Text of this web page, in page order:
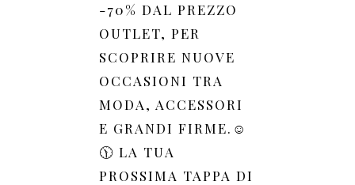
-70% DAL PREZZO
OUTLET, PER
SCOPRIRE NUOVE
OCCASIONI TRA
MODA, ACCESSORI
E GRANDI FIRME.☺️
🕦 LA TUA
PROSSIMA TAPPA DI